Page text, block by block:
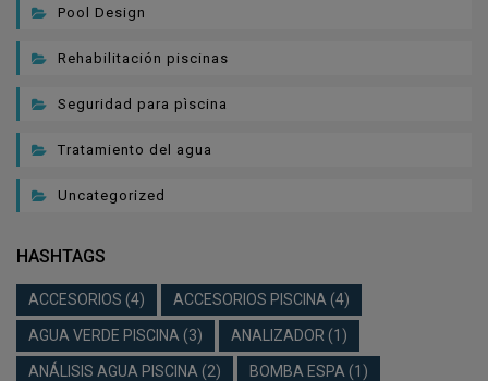
Pool Design
Rehabilitación piscinas
Seguridad para pìscina
Tratamiento del agua
Uncategorized
HASHTAGS
ACCESORIOS (4) ACCESORIOS PISCINA (4)
AGUA VERDE PISCINA (3) ANALIZADOR (1)
ANÁLISIS AGUA PISCINA (2) BOMBA ESPA (1)